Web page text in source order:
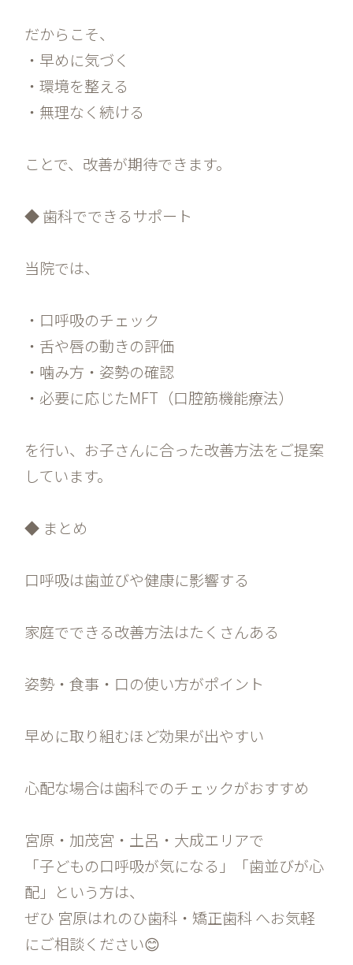
だからこそ、
・早めに気づく
・環境を整える
・無理なく続ける
ことで、改善が期待できます。
◆ 歯科でできるサポート
当院では、
・口呼吸のチェック
・舌や唇の動きの評価
・噛み方・姿勢の確認
・必要に応じたMFT（口腔筋機能療法）
を行い、お子さんに合った改善方法をご提案
しています。
◆ まとめ
口呼吸は歯並びや健康に影響する
家庭でできる改善方法はたくさんある
姿勢・食事・口の使い方がポイント
早めに取り組むほど効果が出やすい
心配な場合は歯科でのチェックがおすすめ
宮原・加茂宮・土呂・大成エリアで
「子どもの口呼吸が気になる」「歯並びが心
配」という方は、
ぜひ 宮原はれのひ歯科・矯正歯科 へお気軽
にご相談ください😊